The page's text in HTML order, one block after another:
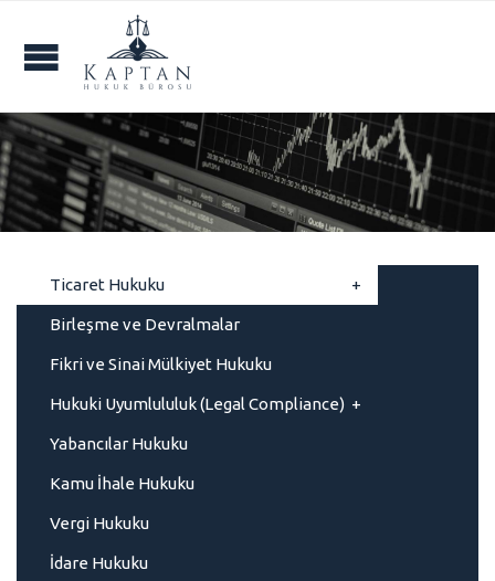
Ticaret Hukuku
Birleşme ve Devralmalar
Fikri ve Sinai Mülkiyet Hukuku
Hukuki Uyumlululuk (Legal Compliance)
Yabancılar Hukuku
Kamu İhale Hukuku
Vergi Hukuku
İdare Hukuku